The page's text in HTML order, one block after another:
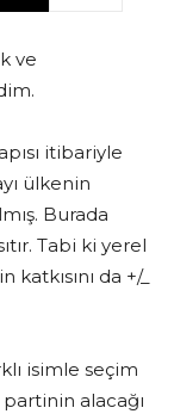
ve
itibariyle
ülkenin
Burada
Tabi ki yerel
da +/_
isimle seçim
partinin alacağı